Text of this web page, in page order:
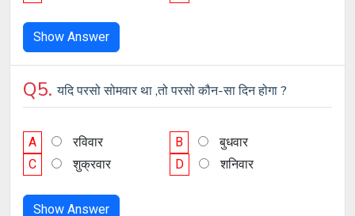
Show Answer
Q5.यदि परसो सोमवार था ,तो परसो कौन-सा दिन होगा ?
A रविवार B
बुधवार
C
शुक्रवार D शनिवार
Show Answer